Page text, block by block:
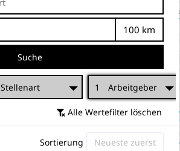
Entfernung
Suche
Stellenart 1 Arbeitgeber
Alle Wertefilter löschen
Sortierung